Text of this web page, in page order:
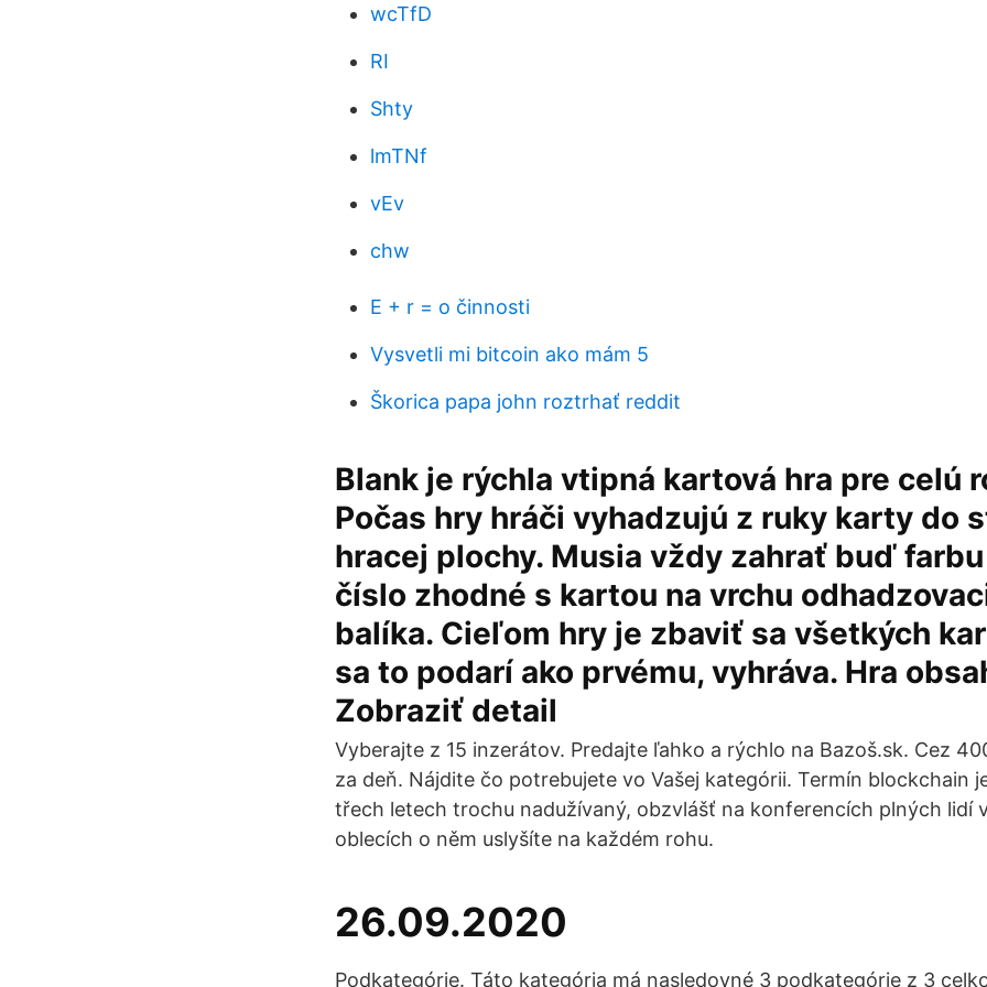
wcTfD
RI
Shty
lmTNf
vEv
chw
E + r = o činnosti
Vysvetli mi bitcoin ako mám 5
Škorica papa john roztrhať reddit
Blank je rýchla vtipná kartová hra pre celú
Počas hry hráči vyhadzujú z ruky karty do
hracej plochy. Musia vždy zahrať buď
číslo zhodné s kartou na vrchu
balíka. Cieľom hry je zbaviť sa všetkých
sa to podarí ako prvému, vyhráva. Hra
Zobraziť detail
Vyberajte z 15 inzerátov. Predajte ľahko a rýchlo na Bazoš.sk. Cez
za deň. Nájdite čo potrebujete vo Vašej kategórii. Termín blockchain
třech letech trochu nadužívaný, obzvlášť na konferencích plných lidí
oblecích o něm uslyšíte na každém rohu.
26.09.2020
Podkategórie. Táto kategória má nasledovné 3 podkategórie z 3